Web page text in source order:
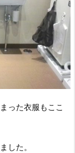
った衣服もここ
した。